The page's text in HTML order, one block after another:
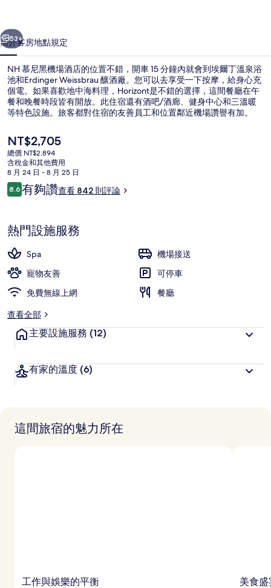
店
的
相
片
集
個 下一個
53+
簡介客房地點規定
NH 慕尼黑機場酒店的位置不錯，開車 15 分鐘內就會到埃爾丁溫泉浴
池和Erdinger Weissbrau 釀酒廠。您可以去享受一下按摩，給身心充
個電。如果喜歡地中海料理，Horizont是不錯的選擇，這間餐廳在午
餐和晚餐時段皆有開放。此住宿還有酒吧/酒廊、健身中心和三溫暖
等特色設施。旅客都對住宿的友善員工和位置鄰近機場讚譽有加。
目
前
的
價
格
是
NT$2,705
總價 NT$2,894
含稅金和其他費用
8 月 24 日 - 8 月 25 日
評
論
8.68.6 分，滿分 10 分，
有夠讚查看 842 則評論
熱門設施服務
Spa
機場接送
寵物友善
可停車
免費無線上網
餐廳
查看全部
主要設施服務 (12)
有家的溫度 (6)
這間旅宿的魅力所在
工作與娛樂的平衡 美食盛